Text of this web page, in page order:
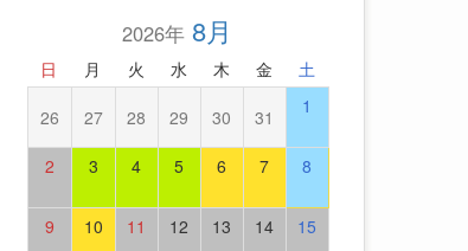
2026年 8月
日 月 火 水 木 金 土
26 27 28 29 30 31 1
2 3 4 5 6 7 8
9 10 11 12 13 14 15